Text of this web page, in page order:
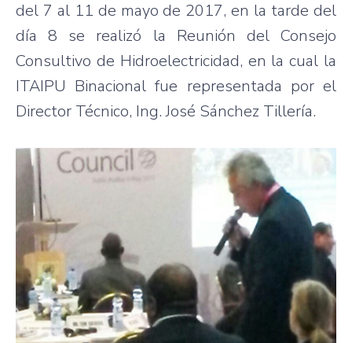
del 7 al 11 de mayo de 2017, en la tarde del
día 8 se realizó la Reunión del Consejo
Consultivo de Hidroelectricidad, en la cual la
ITAIPU Binacional fue representada por el
Director Técnico, Ing. José Sánchez Tillería.